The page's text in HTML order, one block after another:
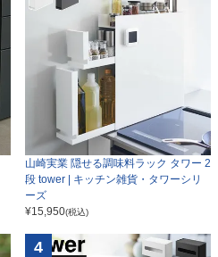
山崎実業 隠せる調味料ラック タワー 2
段 tower | キッチン雑貨・タワーシリ
ーズ
¥15,950(税込)
4